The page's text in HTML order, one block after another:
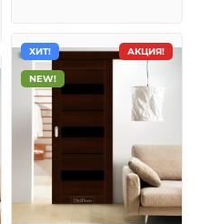
АКЦИЯ!
ХИТ!
NEW!